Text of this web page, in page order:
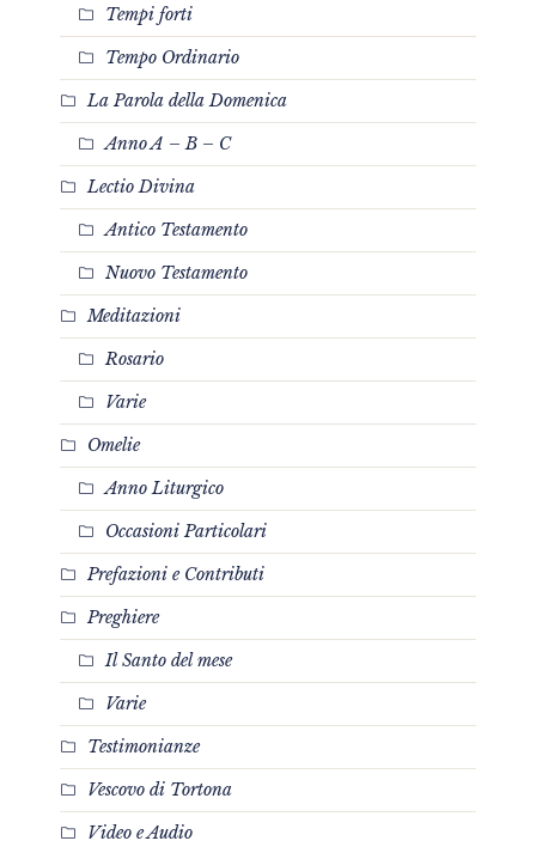
Tempi forti
Tempo Ordinario
La Parola della Domenica
Anno A – B – C
Lectio Divina
Antico Testamento
Nuovo Testamento
Meditazioni
Rosario
Varie
Omelie
Anno Liturgico
Occasioni Particolari
Prefazioni e Contributi
Preghiere
Il Santo del mese
Varie
Testimonianze
Vescovo di Tortona
Video e Audio